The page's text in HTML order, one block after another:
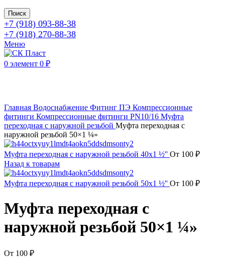
Поиск
+7 (918) 093-88-38
+7 (918) 270-88-38
Меню
0 элемент 0 ₽
Главная Водоснабжение Фитинг ПЭ Компрессионные
фитинги Компрессионные фитинги PN10/16 Муфта
переходная с наружной резьбой Муфта переходная с
наружной резьбой 50×1 ¼»
Муфта переходная с наружной резьбой 40x1 ½'' От 100 ₽
Назад к товарам
Муфта переходная с наружной резьбой 50x1 ½'' От 100 ₽
Муфта переходная с
наружной резьбой 50×1 ¼»
От 100 ₽